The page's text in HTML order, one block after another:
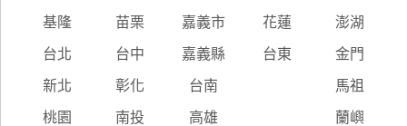
基隆 苗栗 嘉義市 花蓮 澎湖
台北 台中 嘉義縣 台東 金門
新北 彰化 台南 馬祖
桃園 南投 高雄 蘭嶼